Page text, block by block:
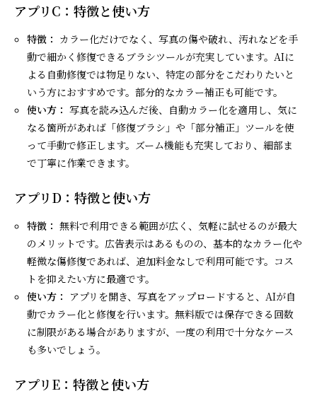
アプリC：特徴と使い方
特徴： カラー化だけでなく、写真の傷や破れ、汚れなどを手
動で細かく修復できるブラシツールが充実しています。AIに
よる自動修復では物足りない、特定の部分をこだわりたいと
いう方におすすめです。部分的なカラー補正も可能です。
使い方： 写真を読み込んだ後、自動カラー化を適用し、気に
なる箇所があれば「修復ブラシ」や「部分補正」ツールを使
って手動で修正します。ズーム機能も充実しており、細部ま
で丁寧に作業できます。
アプリD：特徴と使い方
特徴： 無料で利用できる範囲が広く、気軽に試せるのが最大
のメリットです。広告表示はあるものの、基本的なカラー化や
軽微な傷修復であれば、追加料金なしで利用可能です。コス
トを抑えたい方に最適です。
使い方： アプリを開き、写真をアップロードすると、AIが自
動でカラー化と修復を行います。無料版では保存できる回数
に制限がある場合がありますが、一度の利用で十分なケース
も多いでしょう。
アプリE：特徴と使い方